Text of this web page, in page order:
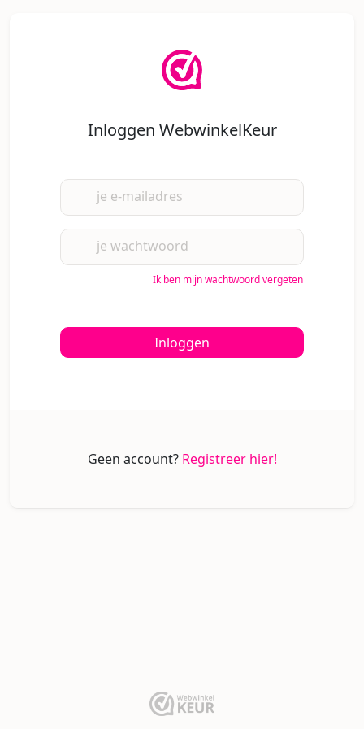
Inloggen WebwinkelKeur
je e-mailadres
je wachtwoord
Ik ben mijn wachtwoord vergeten
Inloggen
Geen account? Registreer hier!